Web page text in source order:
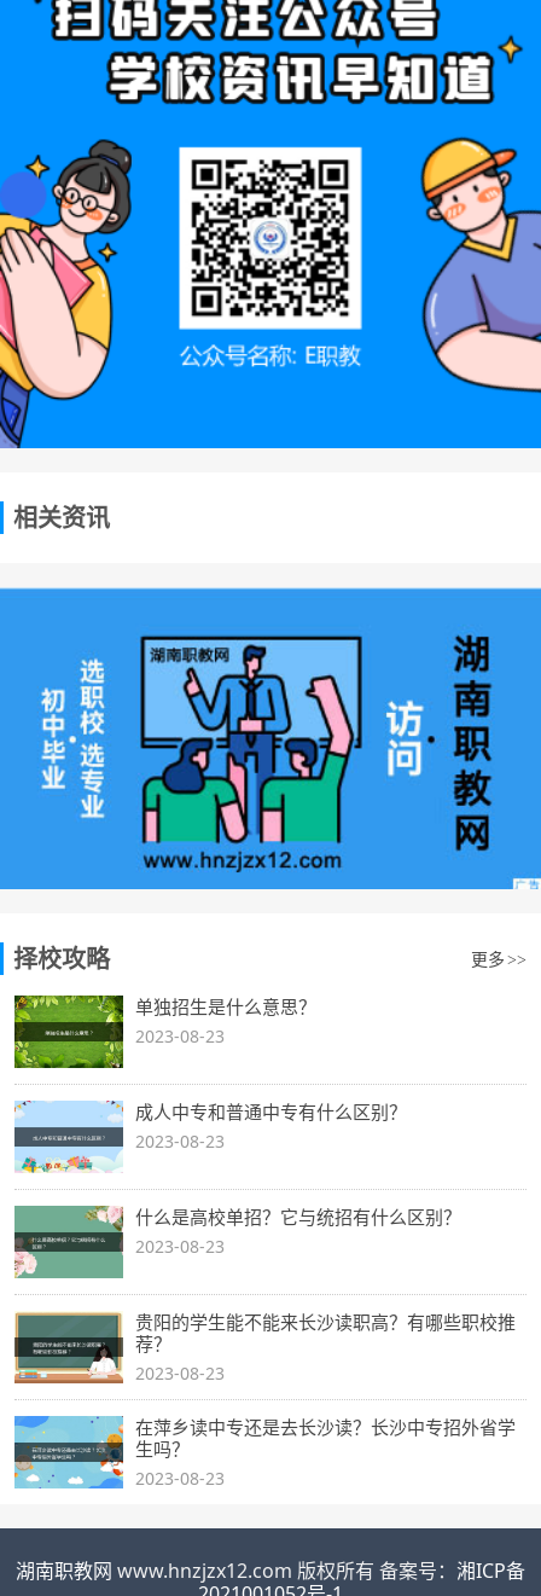
相关资讯
择校攻略 更多 >>
单独招生是什么意思？
2023-08-23
成人中专和普通中专有什么区别？
2023-08-23
什么是高校单招？它与统招有什么区别？
2023-08-23
贵阳的学生能不能来长沙读职高？有哪些职校推
荐？
2023-08-23
在萍乡读中专还是去长沙读？长沙中专招外省学
生吗？
2023-08-23
湖南职教网 www.hnzjzx12.com 版权所有 备案号： 湘ICP备